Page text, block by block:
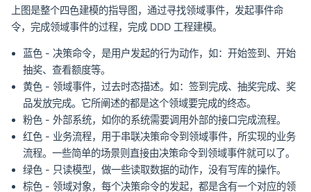
上图是整个四色建模的指导图，通过寻找领域事件，发起事件命
令，完成领域事件的过程，完成 DDD 工程建模。
蓝色 - 决策命令，是用户发起的行为动作，如：开始签到、开始
抽奖、查看额度等。
黄色 - 领域事件，过去时态描述。如：签到完成、抽奖完成、奖
品发放完成。它所阐述的都是这个领域要完成的终态。
粉色 - 外部系统，如你的系统需要调用外部的接口完成流程。
红色 - 业务流程，用于串联决策命令到领域事件，所实现的业务
流程。一些简单的场景则直接由决策命令到领域事件就可以了。
绿色 - 只读模型，做一些读取数据的动作，没有写库的操作。
棕色 - 领域对象，每个决策命令的发起，都是含有一个对应的领